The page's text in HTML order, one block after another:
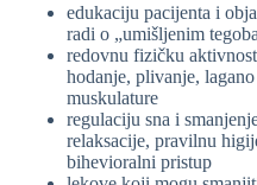
edukaciju pacijenta i
radi o „umišljenim
redovnu fizičku
hodanje, plivanje,
muskulature
regulaciju sna i
relaksacije, pravilnu
bihevioralni pristup